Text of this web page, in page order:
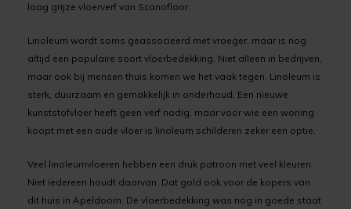
Epoxy Plamuur 2K
Vinylvloer verven
laag grijze vloerverf van Scanofloor.
Linoleum wordt soms geassocieerd met vroeger, maar is nog
altijd een populaire soort vloerbedekking. Niet alleen in bedrijven,
maar ook bij mensen thuis komen we het vaak tegen. Linoleum is
sterk, duurzaam en gemakkelijk in onderhoud. Een nieuwe
kunststofvloer heeft geen verf nodig, maar voor wie een woning
koopt met een oude vloer is linoleum schilderen zeker een optie.
Veel linoleumvloeren hebben een druk patroon met veel kleuren.
Niet iedereen houdt daarvan. Dat gold ook voor de kopers van
dit huis in Apeldoorn. De vloerbedekking was nog in goede staat